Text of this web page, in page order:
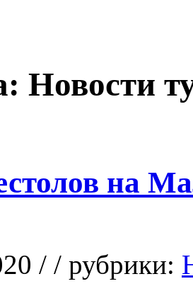
Новости
на
/ / рубрики: